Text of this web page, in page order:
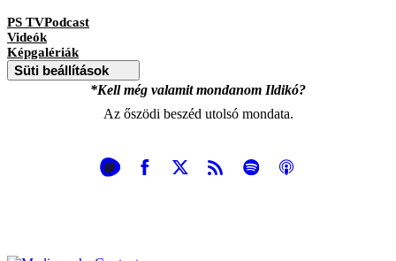
PS TVPodcast
Videók
Képgalériák
Süti beállítások
*Kell még valamit mondanom Ildikó?
Az őszödi beszéd utolsó mondata.